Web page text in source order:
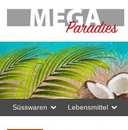
Süsswaren Lebensmittel